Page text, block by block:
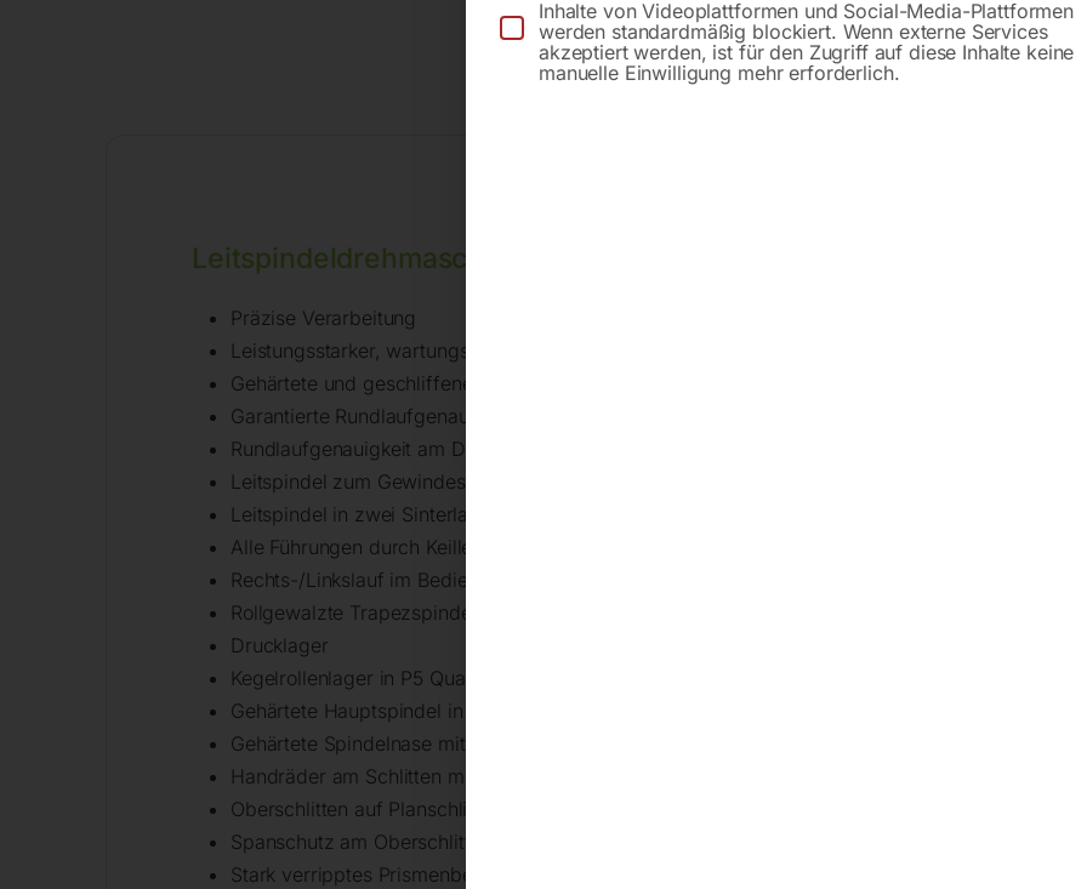
Leitspindeldrehmaschine OPTIturn TU 2506VB
Präzise Verarbeitung
Leistungsstarker, wartungsfreier Motor
Gehärtete und geschliffene Z-Achsen Führungsbahn
Garantierte Rundlaufgenauigkeit der Spindelnase ≤ 0,009 mm
Rundlaufgenauigkeit am Drehfutter ≤ 0,04 mm
Leitspindel zum Gewindeschneiden oder automatischen Längsdrehen
Leitspindel in zwei Sinterlagern gelagert
Alle Führungen durch Keilleisten nachstellbar
Rechts-/Linkslauf im Bedienfeld schaltbar
Rollgewalzte Trapezspindeln
Drucklager
Kegelrollenlager in P5 Qualität
Gehärtete Hauptspindel in nachstellbaren präzisen Kegelrollenlagern gelagert
Gehärtete Spindelnase mit Ø 26 mm Spindelbohrung
Handräder am Schlitten mit einstellbarer Feinskalierung 0,04 / 0,01 mm
Oberschlitten auf Planschlitten verschiebbar
Spanschutz am Oberschlitten
Stark verripptes Prismenbett aus Grauguss, induktiv gehärtet und präzisionsgeschliffen
Inhalte von Videoplattformen und Social-Media-Plattformen
werden standardmäßig blockiert. Wenn externe Services
akzeptiert werden, ist für den Zugriff auf diese Inhalte keine
manuelle Einwilligung mehr erforderlich.